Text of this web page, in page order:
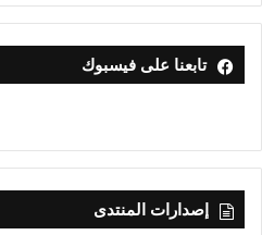
تابعنا على فيسبوك
إصدارات المنتدى